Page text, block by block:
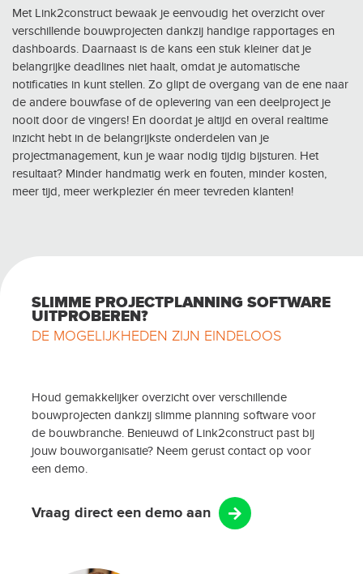
Met Link2construct bewaak je eenvoudig het overzicht over
verschillende bouwprojecten dankzij handige rapportages en
dashboards. Daarnaast is de kans een stuk kleiner dat je
belangrijke deadlines niet haalt, omdat je automatische
notificaties in kunt stellen. Zo glipt de overgang van de ene naar
de andere bouwfase of de oplevering van een deelproject je
nooit door de vingers! En doordat je altijd en overal realtime
inzicht hebt in de belangrijkste onderdelen van je
projectmanagement, kun je waar nodig tijdig bijsturen. Het
resultaat? Minder handmatig werk en fouten, minder kosten,
meer tijd, meer werkplezier én meer tevreden klanten!
SLIMME PROJECTPLANNING SOFTWARE
UITPROBEREN?
DE MOGELIJKHEDEN ZIJN EINDELOOS
Houd gemakkelijker overzicht over verschillende
bouwprojecten dankzij slimme planning software voor
de bouwbranche. Benieuwd of Link2construct past bij
jouw bouworganisatie? Neem gerust contact op voor
een demo.
Vraag direct een demo aan